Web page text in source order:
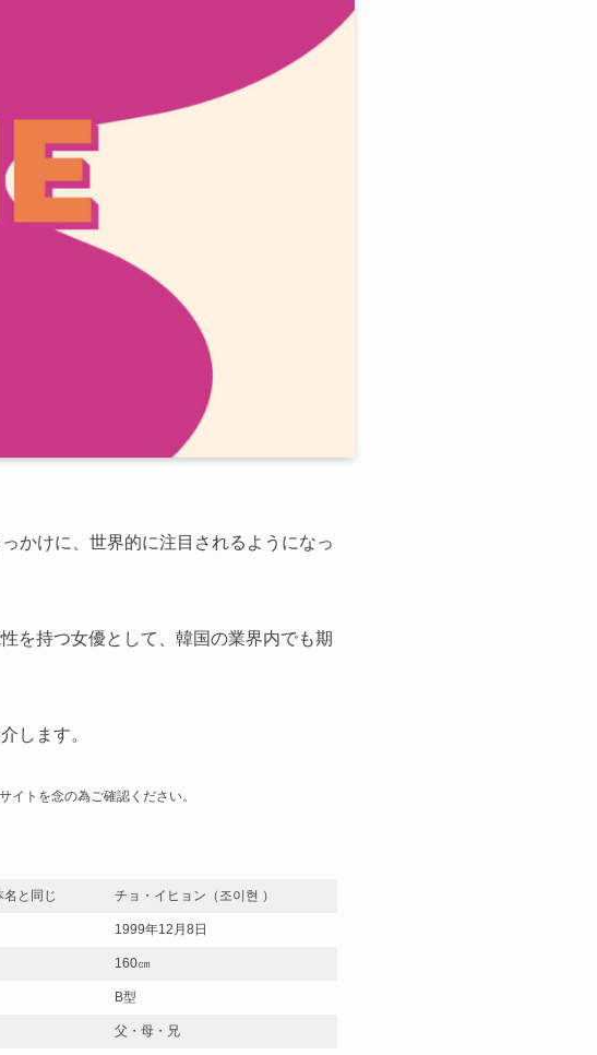
かけに、世界的に注目されるようになっ
を持つ女優として、韓国の業界内でも期
します。
トを念の為ご確認ください。
と同じ チョ・イヒョン（조이현 ）
1999年12月8日
160㎝
B型
父・母・兄